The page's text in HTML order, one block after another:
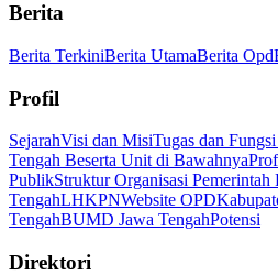
Berita
Berita TerkiniBerita UtamaBerita Opd
Profil
SejarahVisi dan MisiTugas dan
Tengah Beserta Unit di Bawahnya
PublikStruktur Organisasi Pemerintah
TengahLHKPNWebsite OPD
TengahBUMD Jawa TengahPotensi
Direktori